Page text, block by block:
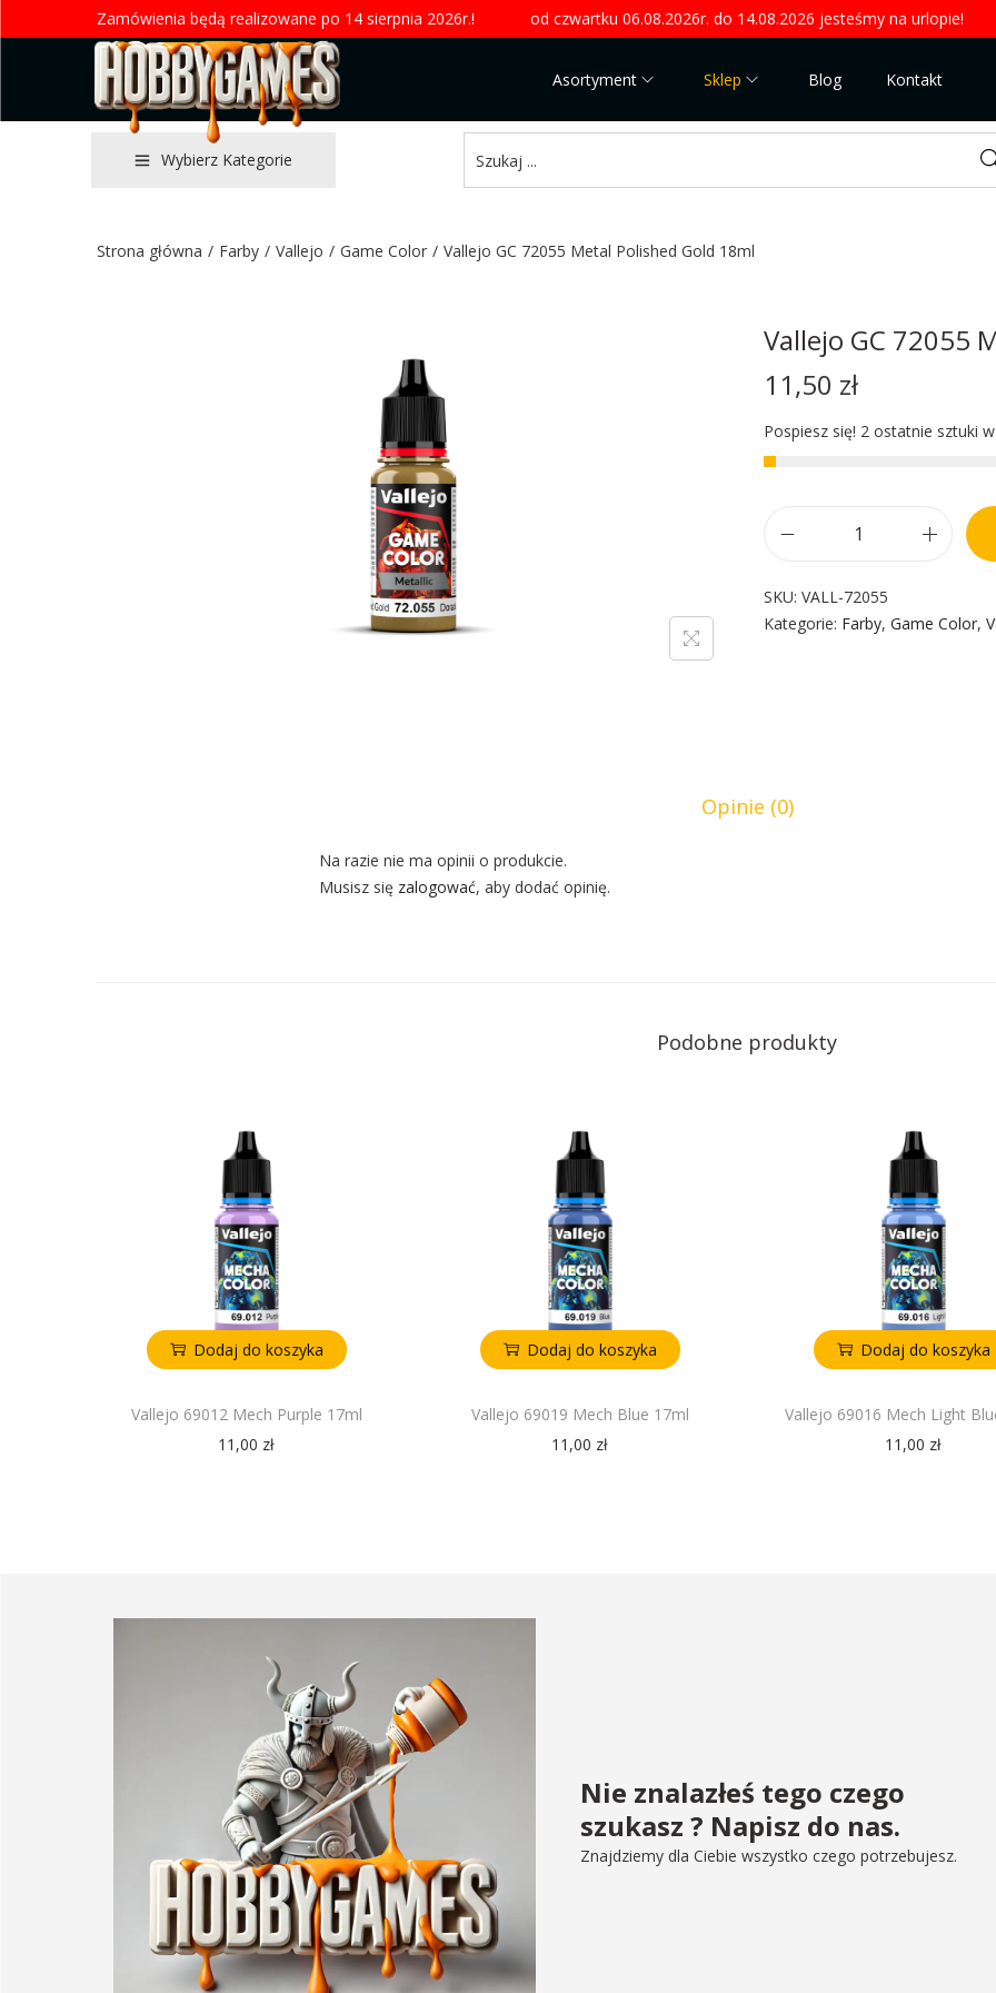
Zamówienia będą realizowane po 14 sierpnia 2026r.! od czwartku 06.08.2026r. do 14.08.2026 jesteśmy na urlopie!
Asortyment Sklep Blog Kontakt
Wybierz Kategorie
Strona główna / Farby / Vallejo / Game Color / Vallejo GC 72055 Metal Polished Gold 18ml
Vallejo GC 72055
11,50 zł
Pospiesz się! 2 ostatnie sztuki
SKU: VALL-72055
Kategorie: Farby, Game Color,
Opinie (0)
Na razie nie ma opinii o produkcie.
Musisz się zalogować, aby dodać opinię.
Podobne produkty
Dodaj do koszyka
Vallejo 69012 Mech Purple 17ml
11,00 zł
Dodaj do koszyka
Vallejo 69019 Mech Blue 17ml
11,00 zł
Dodaj do koszyka
Vallejo 69016 Mech Light
11,00 zł
Nie znalazłeś tego czego
szukasz ? Napisz do nas.
Znajdziemy dla Ciebie wszystko czego potrzebujesz.